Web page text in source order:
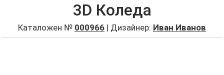
3D Коледа
Каталожен № 000966 | Дизайнер: Иван Иванов